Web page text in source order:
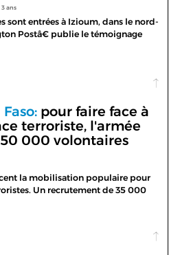
3 ans
sont entrées à Izioum, dans le nord-
Postâ€ publie le témoignage
pour faire face à
terroriste, l'armée
000 volontaires
la mobilisation populaire pour
Un recrutement de 35 000